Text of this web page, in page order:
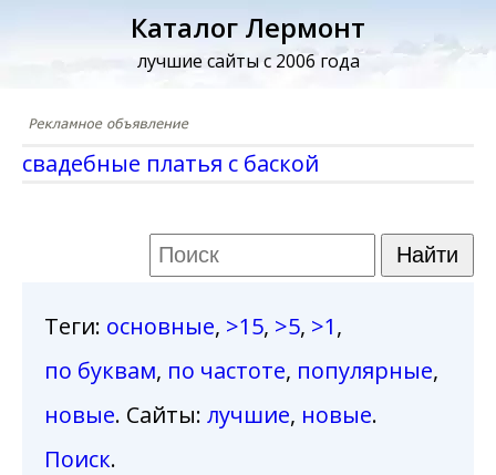
Каталог Лермонт
лучшие сайты с 2006 года
свадебные платья с баской
Теги: основные, >15, >5, >1,
по буквам, по частоте, популярные,
новые. Сайты: лучшие, новые.
Поиск.